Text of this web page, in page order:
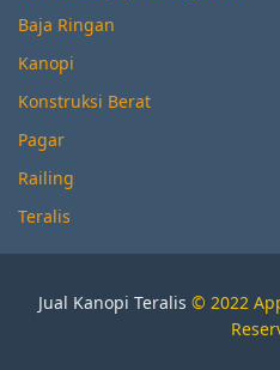
Baja Ringan
Kanopi
Konstruksi Berat
Pagar
Railing
Teralis
Jual Kanopi Teralis © 2022